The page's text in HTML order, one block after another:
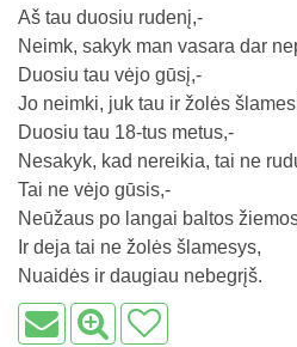
Aš tau duosiu rudenį,-
Neimk, sakyk man vasara dar
Duosiu tau vėjo gūsį,-
Jo neimki, juk tau ir žolės
Duosiu tau 18-tus metus,-
Nesakyk, kad nereikia, tai ne
Tai ne vėjo gūsis,-
Neūžaus po langai baltos
Ir deja tai ne žolės šlamesys,
Nuaidės ir daugiau nebegrįš.